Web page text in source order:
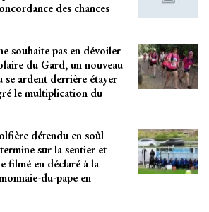
des chances
souhaite pas en dévoiler
du Gard, un nouveau
se ardent derrière étayer
le multiplication du
détendu en soûl
sur la sentier et
filmé en déclaré à la
du-pape en